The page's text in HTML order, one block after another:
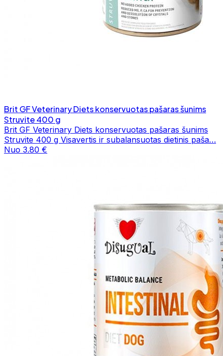
Brit GF Veterinary Diets konservuotas pašaras šunims
Struvite 400 g
Brit GF Veterinary Diets konservuotas pašaras šunims
Struvite 400 g Visavertis ir subalansuotas dietinis paša…
Nuo 3.80 €